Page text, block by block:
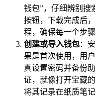
钱包”，仔细辨别搜
按钮，下载完成后
程，确保每一个步
创建或导入钱包：
果是首次使用，用
真设置密码并备份
证，就像打开宝藏
将其记录在纸质笔